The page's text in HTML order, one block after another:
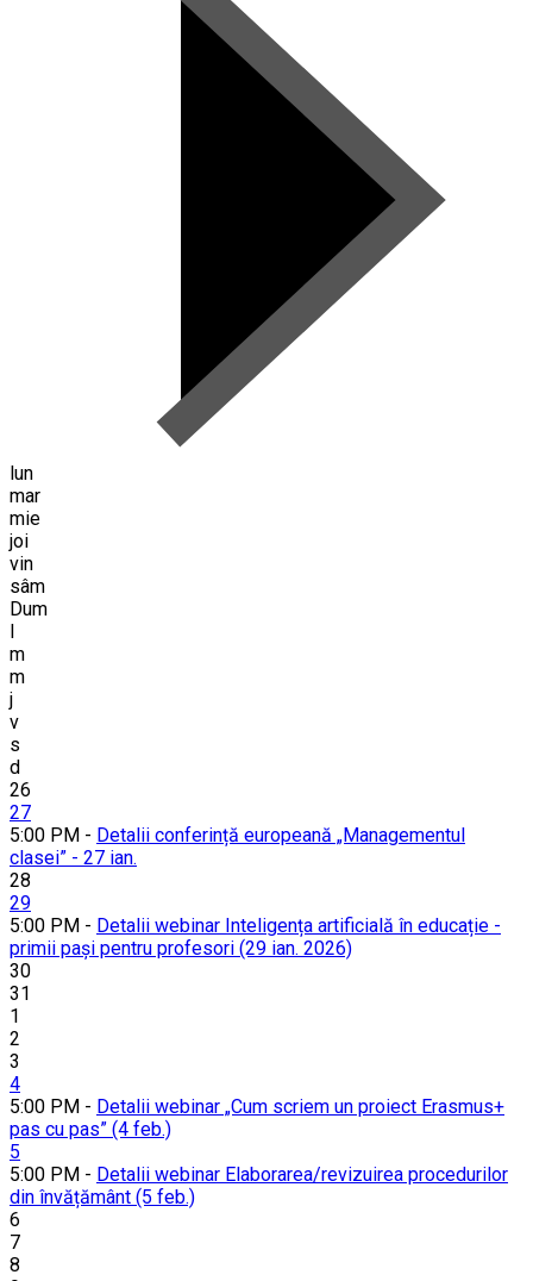
lun
mar
mie
joi
vin
sâm
Dum
l
m
m
j
v
s
d
26
27
5:00 PM - Detalii conferință europeană „Managementul
clasei” - 27 ian.
28
29
5:00 PM - Detalii webinar Inteligența artificială în educație -
primii pași pentru profesori (29 ian. 2026)
30
31
1
2
3
4
5:00 PM - Detalii webinar „Cum scriem un proiect Erasmus+
pas cu pas” (4 feb.)
5
5:00 PM - Detalii webinar Elaborarea/revizuirea procedurilor
din învățământ (5 feb.)
6
7
8